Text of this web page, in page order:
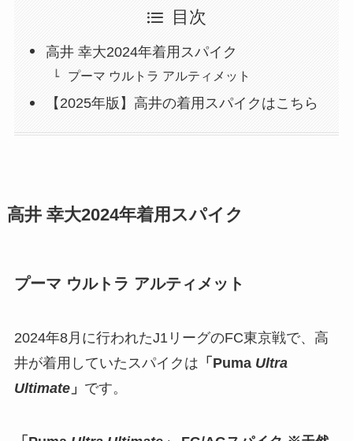
目次
高井 幸大2024年着用スパイク
プーマ ウルトラ アルティメット
【2025年版】高井の着用スパイクはこちら
高井 幸大2024年着用スパイク
プーマ ウルトラ アルティメット
2024年8月に行われたJ1リーグのFC東京戦で、高
井が着用していたスパイクは 「Puma Ultra
Ultimate」 です。